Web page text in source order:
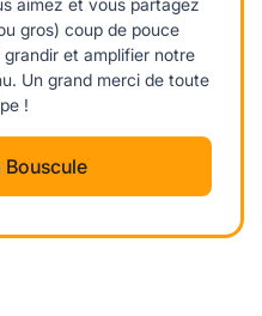
aimez et vous partagez
gros) coup de pouce
et amplifier notre
Un grand merci de toute
!
Bouscule